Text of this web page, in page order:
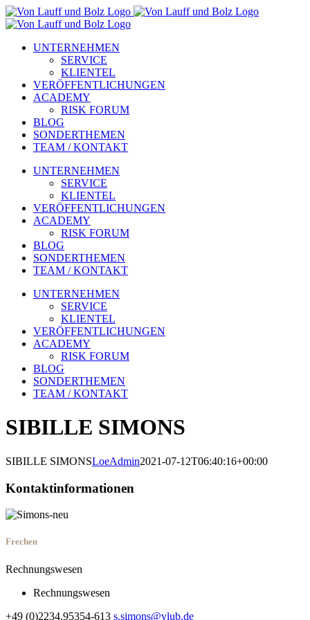
Zum
Inhalt
UNTERNEHMEN
SERVICE
KLIENTEL
VERÖFFENTLICHUNGEN
ACADEMY
RISK FORUM
BLOG
SONDERTHEMEN
TEAM / KONTAKT
UNTERNEHMEN
SERVICE
KLIENTEL
VERÖFFENTLICHUNGEN
ACADEMY
RISK FORUM
BLOG
SONDERTHEMEN
TEAM / KONTAKT
UNTERNEHMEN
SERVICE
KLIENTEL
VERÖFFENTLICHUNGEN
ACADEMY
RISK FORUM
BLOG
SONDERTHEMEN
TEAM / KONTAKT
SIBILLE SIMONS
SIBILLE SIMONSLoeAdmin2021-07-12T06:40:16+00:00
Kontaktinformationen
Frechen
Rechnungswesen
Rechnungswesen
+49 (0)2234.95354-613 s.simons@vlub.de